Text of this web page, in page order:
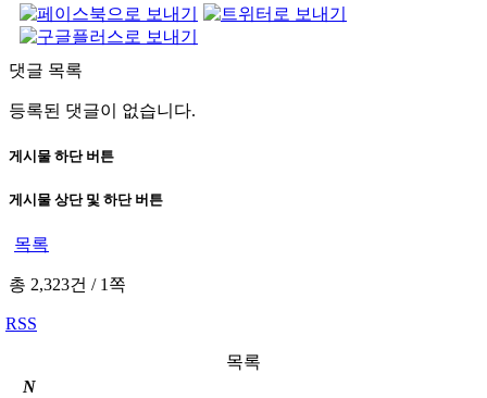
댓글 목록
등록된 댓글이 없습니다.
게시물 하단 버튼
게시물 상단 및 하단 버튼
목록
총 2,323건 /1쪽
RSS
목록
N